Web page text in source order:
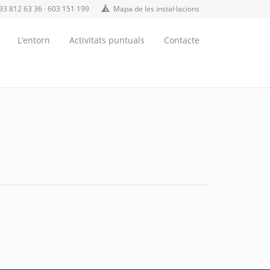
812 63 36 · 603 151 199 Mapa de les instal·lacions
L’entorn Activitats puntuals Contacte